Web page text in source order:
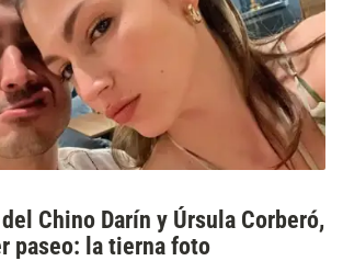
Chino Darín y Úrsula Corberó,
paseo: la tierna foto